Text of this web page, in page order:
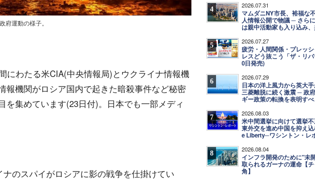
運動の様子。
にわたる米CIA(中央情報局)とウクライナ情報機
報機関がロシア国内で起きた暗殺事件など秘密
を集めています(23日付)。日本でも一部メディ
のスパイがロシアに影の戦争を仕掛けてい
4 2026.07.31
マムダニNY市長、裕福な
人情報公開で物議 ─ さら
は親中活動家も入り込み
5 2026.07.27
疲労・人間関係・プレッ
レスどう抜こう「ザ・リ
0日発売)
6 2026.07.29
日本の洋上風力から英大手
三菱離脱に続く激震 ─ 政
ギー政策の転換を表明すべ
7 2026.08.03
米中間選挙に向けて選挙
東外交を進め中国を抑え
e Liberty─ワシントン・レ
8 2026.08.04
インフラ開発のために"未
取られるガーナの運命【
角】